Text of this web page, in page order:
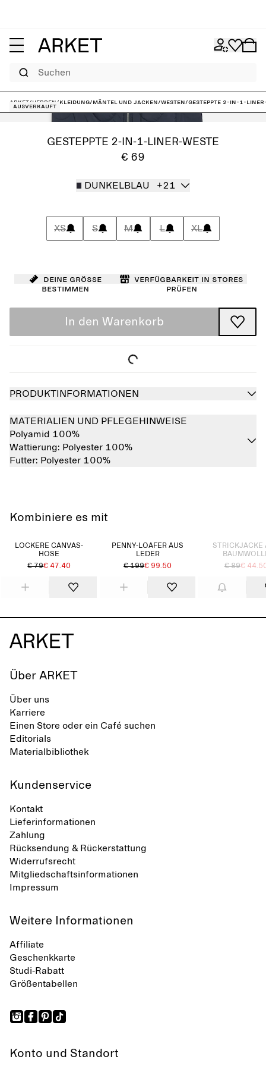
Suchen
ARKET/Herren /Kleidung/Mäntel und Jacken/Westen/Gesteppte 2-in-1-
Ausverkauft
GESTEPPTE 2-IN-1-LINER-WESTE
€ 69
DUNKELBLAU +21
XS S M L XL
Deine Größe
bestimmen
Verfügbarkeit in Stores
prüfen
In den Warenkorb
PRODUKTINFORMATIONEN
MATERIALIEN UND PFLEGEHINWEISE
Polyamid 100%
Wattierung: Polyester 100%
Futter: Polyester 100%
Kombiniere es mit
LOCKERE CANVAS-
HOSE
€ 79€ 47.40
PENNY-LOAFER AUS
LEDER
€ 199€ 99.50
STRICKJACKE
€ 89€
Über ARKET
Über uns
Karriere
Einen Store oder ein Café suchen
Editorials
Materialbibliothek
Kundenservice
Kontakt
Lieferinformationen
Zahlung
Rücksendung & Rückerstattung
Widerrufsrecht
Mitgliedschaftsinformationen
Impressum
Weitere Informationen
Affiliate
Geschenkkarte
Studi-Rabatt
Größentabellen
Konto und Standort